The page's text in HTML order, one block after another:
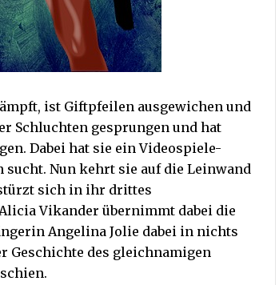
ist Giftpfeilen ausgewichen und
Schluchten gesprungen und hat
Dabei hat sie ein Videospiele-
Nun kehrt sie auf die Leinwand
sich in ihr drittes
Vikander übernimmt dabei die
Angelina Jolie dabei in nichts
Geschichte des gleichnamigen